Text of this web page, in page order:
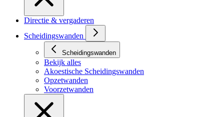
Directie & vergaderen
Scheidingswanden
Scheidingswanden
Bekijk alles
Akoestische Scheidingswanden
Opzetwanden
Voorzetwanden